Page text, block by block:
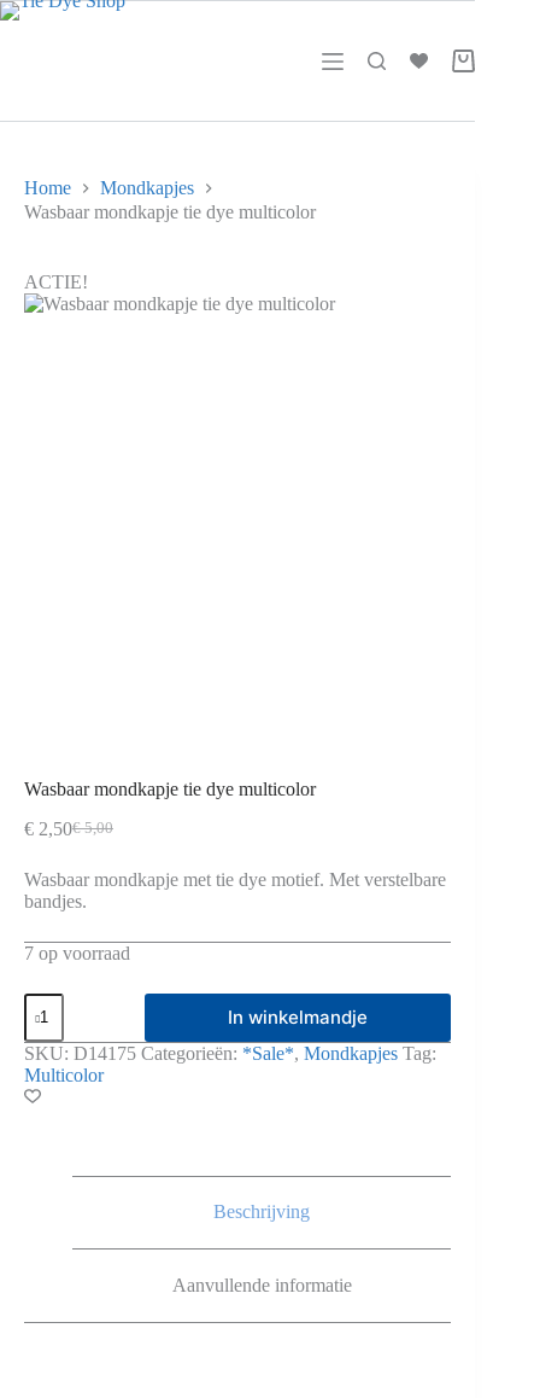
Ga
Home
Mondkapjes
Wasbaar mondkapje tie dye multicolor
ACTIE!
Wasbaar mondkapje tie dye multicolor
€5,00
Oorspronkelijke
was:
€ 5,00.
€ 2,50Huidige
is:
€ 2,50.
Wasbaar mondkapje met tie dye motief. Met verstelbare
bandjes.
7 op voorraad
Wasbaar
mondkapje
tie
dye
multicolor
aantal
In winkelmandje
SKU: D14175 Categorieën: *Sale*, Mondkapjes Tag:
Multicolor
Beschrijving
Aanvullende informatie